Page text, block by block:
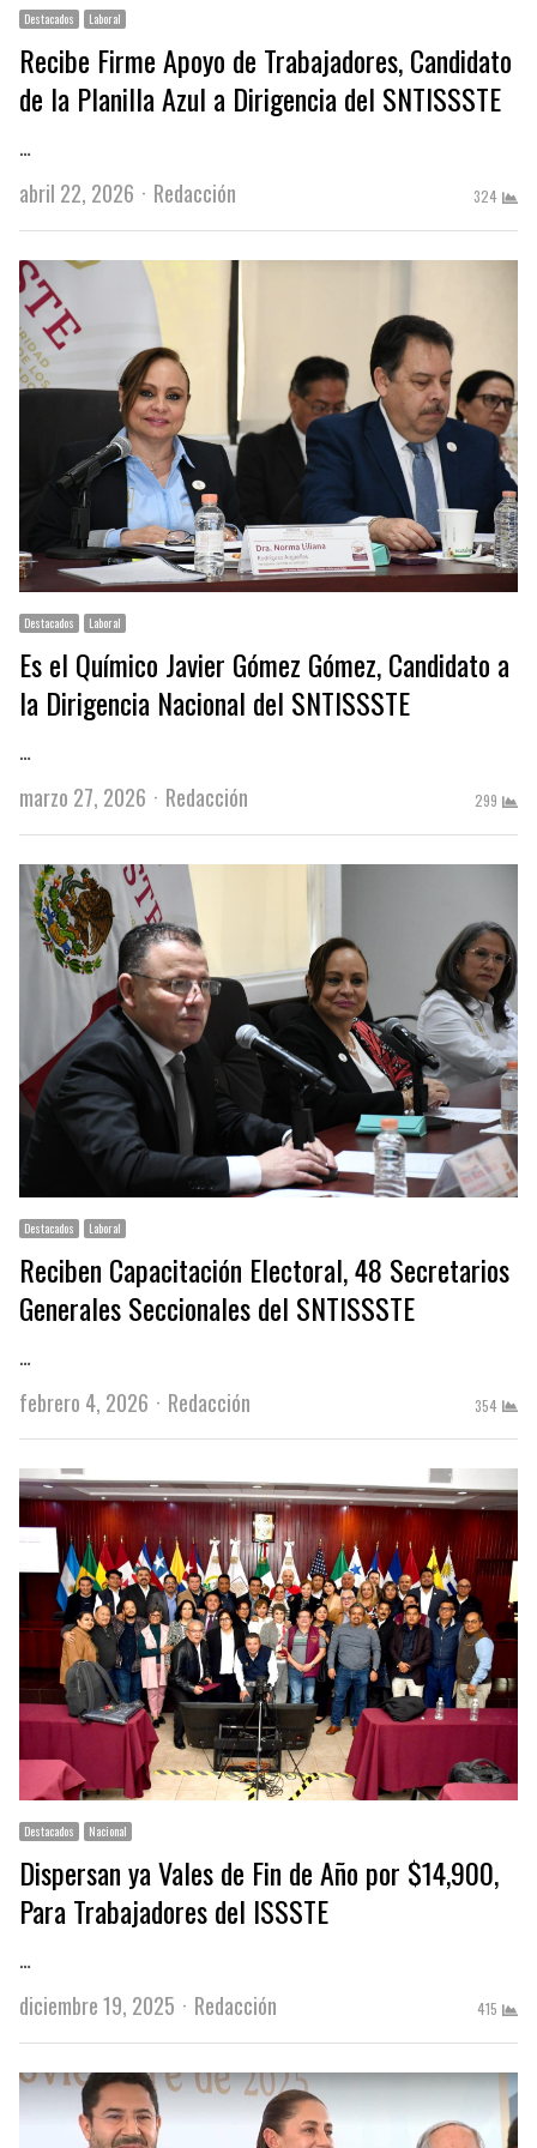
Destacados Laboral
Recibe Firme Apoyo de Trabajadores, Candidato
de la Planilla Azul a Dirigencia del SNTISSSTE
…
abril 22, 2026
Author
Redacción 324
Destacados Laboral
Es el Químico Javier Gómez Gómez, Candidato a
la Dirigencia Nacional del SNTISSSTE
…
marzo 27, 2026
Author
Redacción 299
Destacados Laboral
Reciben Capacitación Electoral, 48 Secretarios
Generales Seccionales del SNTISSSTE
…
febrero 4, 2026
Author
Redacción 354
Destacados Nacional
Dispersan ya Vales de Fin de Año por $14,900,
Para Trabajadores del ISSSTE
…
diciembre 19, 2025
Author
Redacción 415